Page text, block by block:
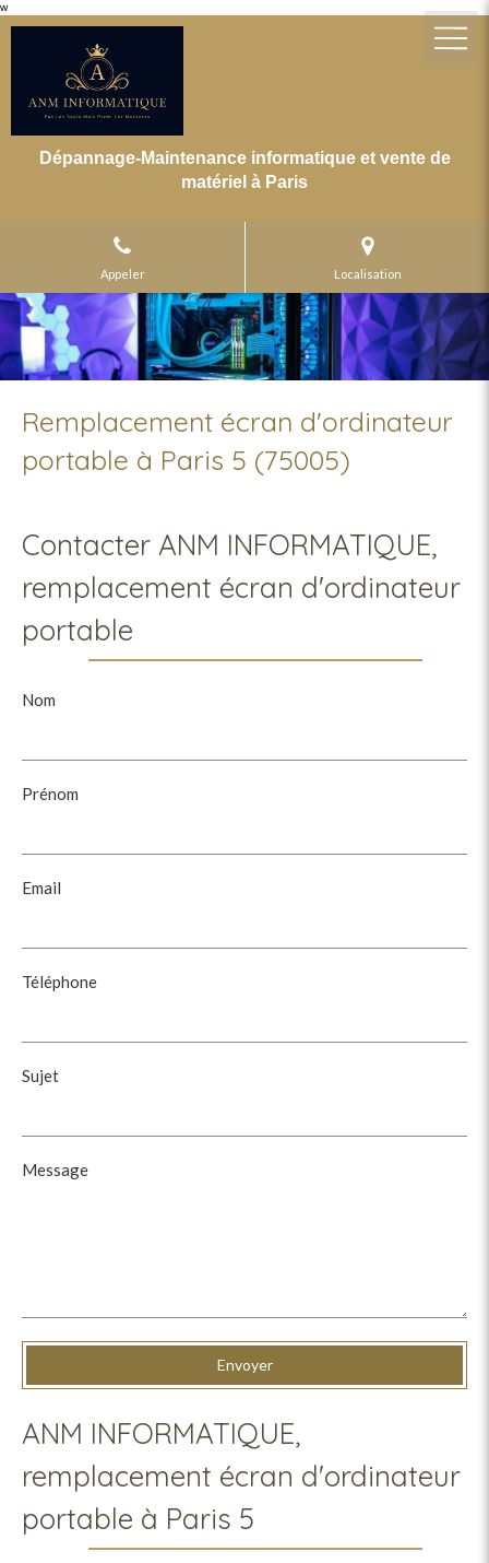
w
Dépannage-Maintenance informatique et vente de
matériel à Paris
Appeler Localisation
Remplacement écran d'ordinateur
portable à Paris 5 (75005)
Contacter ANM INFORMATIQUE,
remplacement écran d'ordinateur
portable
Nom
Prénom
Email
Téléphone
Sujet
Message
Envoyer
ANM INFORMATIQUE,
remplacement écran d'ordinateur
portable à Paris 5